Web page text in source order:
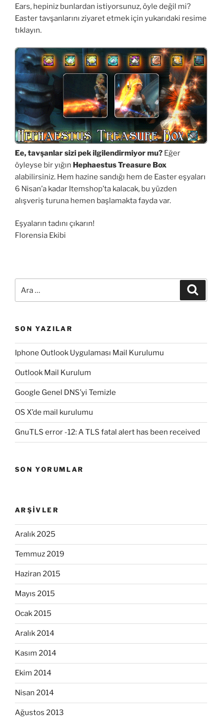
Ears, hepiniz bunlardan istiyorsunuz, öyle değil mi?
Easter tavşanlarını ziyaret etmek için yukarıdaki resime
tıklayın.
Ee, tavşanlar sizi pek ilgilendirmiyor mu? Eğer
öyleyse bir yığın Hephaestus Treasure Box
alabilirsiniz. Hem hazine sandığı hem de Easter eşyaları
6 Nisan’a kadar Itemshop’ta kalacak, bu yüzden
alışveriş turuna hemen başlamakta fayda var.
Eşyaların tadını çıkarın!
Florensia Ekibi
SON YAZILAR
Iphone Outlook Uygulaması Mail Kurulumu
Outlook Mail Kurulum
Google Genel DNS’yi Temizle
OS X’de mail kurulumu
GnuTLS error -12: A TLS fatal alert has been received
SON YORUMLAR
ARŞIVLER
Aralık 2025
Temmuz 2019
Haziran 2015
Mayıs 2015
Ocak 2015
Aralık 2014
Kasım 2014
Ekim 2014
Nisan 2014
Ağustos 2013